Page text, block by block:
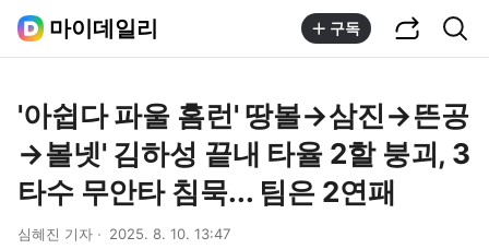
마이데일리 구독
'아쉽다 파울 홈런' 땅볼→삼진→뜬공
→볼넷' 김하성 끝내 타율 2할 붕괴, 3
타수 무안타 침묵... 팀은 2연패
심혜진 기자 2025. 8. 10. 13:47